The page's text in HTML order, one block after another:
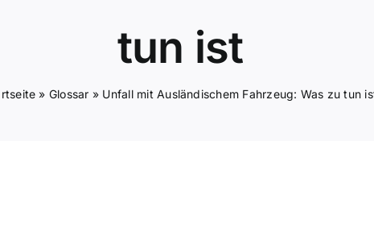
tun ist
» Glossar » Unfall mit Ausländischem Fahrzeug: Was zu tun